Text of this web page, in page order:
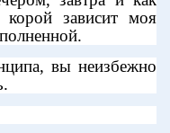
корой зависит моя
вы неизбежно